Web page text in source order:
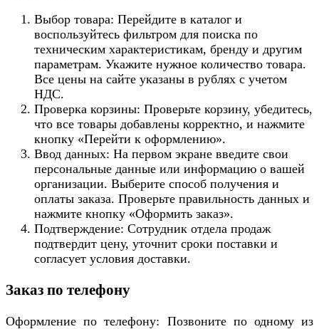
Выбор товара: Перейдите в каталог и
воспользуйтесь фильтром для поиска по
техническим характеристикам, бренду и другим
параметрам. Укажите нужное количество товара.
Все цены на сайте указаны в рублях с учетом
НДС.
Проверка корзины: Проверьте корзину, убедитесь,
что все товары добавлены корректно, и нажмите
кнопку «Перейти к оформлению».
Ввод данных: На первом экране введите свои
персональные данные или информацию о вашей
организации. Выберите способ получения и
оплаты заказа. Проверьте правильность данных и
нажмите кнопку «Оформить заказ».
Подтверждение: Сотрудник отдела продаж
подтвердит цену, уточнит сроки поставки и
согласует условия доставки.
Заказ по телефону
Оформление по телефону: Позвоните по одному из